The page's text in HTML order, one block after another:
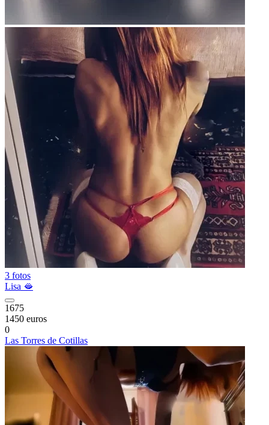
3 fotos
Lisa 🫦
1675
1450 euros
0
Las Torres de Cotillas